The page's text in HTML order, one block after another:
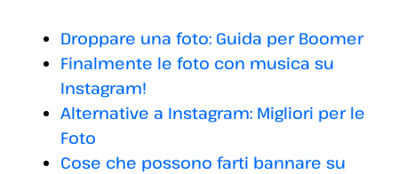
Droppare una foto: Guida per Boomer
Finalmente le foto con musica su
Instagram!
Alternative a Instagram: Migliori per le
Foto
Cose che possono farti bannare su